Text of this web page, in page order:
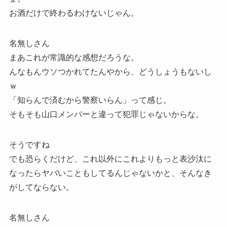
お酒だけで終わるわけないじゃん。
名無しさん
まあこれが常識的な感想だろうな。
んなもんウソつかれてたんやから、どうしょうもないし
ｗ
「知らんで済むから警察いらん」って感じ。
そもそも山口メンバーと違って犯罪じゃないからな。
そうですね
でも恐らくだけど、これ以外にこれよりもっと表沙汰に
なったらヤバいこともしてるんじゃないかと、そんなき
がしてならない。
名無しさん